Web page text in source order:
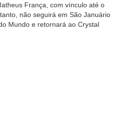
França, com vínculo até o
não seguirá em São Januário
Mundo e retornará ao Crystal